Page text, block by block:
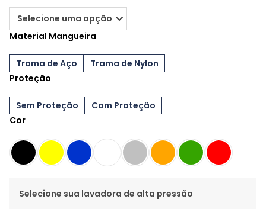
Material Mangueira
Trama de Aço
Trama de Nylon
Proteção
Sem Proteção
Com Proteção
Cor
Selecione sua lavadora de alta pressão